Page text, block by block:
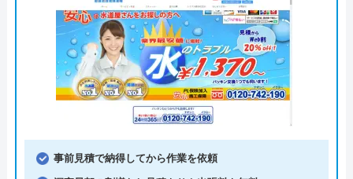
事前見積で納得してから作業を依頼